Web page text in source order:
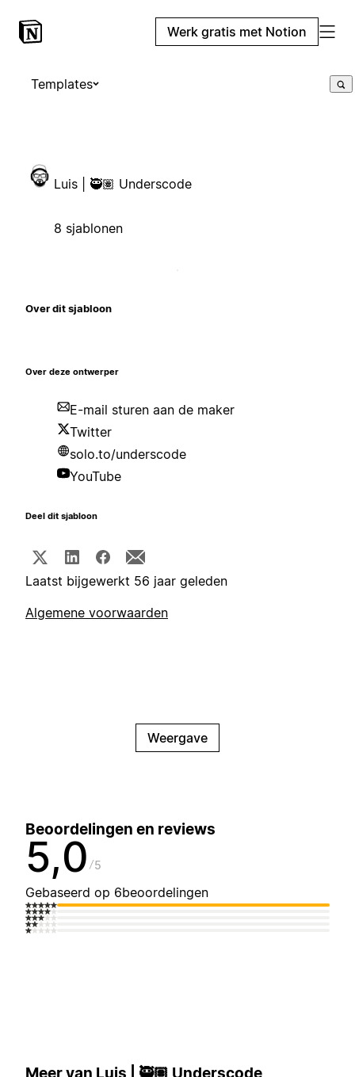
Werk gratis met Notion
Templates
Luis | 🥷🏽 Underscode
8 sjablonen
Over dit sjabloon
Over deze ontwerper
E-mail sturen aan de maker
Twitter
solo.to/underscode
YouTube
Deel dit sjabloon
Laatst bijgewerkt 56 jaar geleden
Algemene voorwaarden
Weergave
Beoordelingen en reviews
5,0 5
Gebaseerd op 6beoordelingen
Meer van Luis | 🥷🏽 Underscode